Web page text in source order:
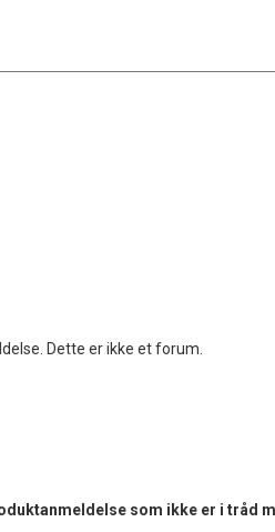
Dette er ikke et forum.
som ikke er i tråd